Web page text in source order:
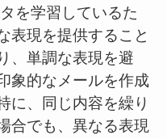
を学習しているた
表現を提供すること
、単調な表現を避
象的なメールを作成
に、同じ内容を繰り
合でも、異なる表現